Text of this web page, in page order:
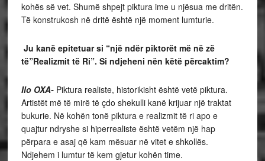
kohës së vet. Shumë shpejt piktura ime u njësua me dritën.
Të konstrukosh në dritë është një moment lumturie.
Ju kanë epitetuar si “një ndër piktorët më në zë
të”Realizmit të Ri”. Si ndjeheni nën këtë përcaktim?
Ilo OXA-Piktura realiste, historikisht është vetë piktura.
Artistët më të mirë të çdo shekulli kanë krijuar një traktat
bukurie. Në kohën tonë piktura e realizmit të ri apo e
quajtur ndryshe si hiperrealiste është vetëm një hap
përpara e asaj që kam mësuar në vitet e shkollës.
Ndjehem i lumtur të kem gjetur kohën time.